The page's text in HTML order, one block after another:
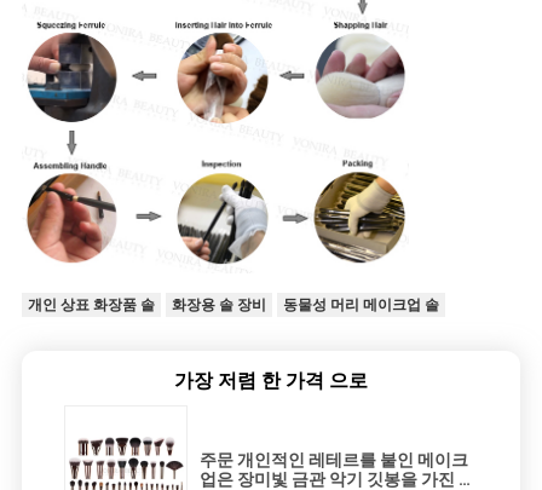
개인 상표 화장품 솔 화장용 솔 장비 동물성 머리 메이크업 솔
가장 저렴 한 가격 으로
주문 개인적인 레테르를 붙인 메이크
업은 장미빛 금관 악기 깃봉을 가진 상